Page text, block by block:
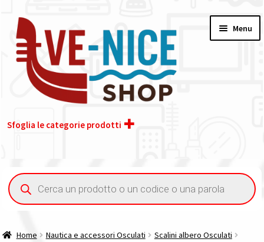
alla
navigazione
contenuto
Menu
Sfoglia le categorie prodotti
Acquisto iva 4% (agevolata)
Ricerca
prodotti
Home Nautica e accessori Osculati
Scalini albero Osculati